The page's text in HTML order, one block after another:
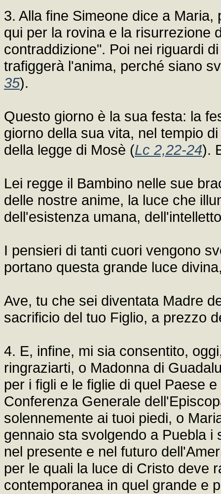
3. Alla fine Simeone dice a
qui per la rovina e la risurrezione
contraddizione". Poi nei riguardi
trafiggerà l'anima, perché siano
35).
Questo giorno è la sua festa: la
giorno della sua vita, nel tempio
della legge di Mosè (Lc 2,22-24).
Lei regge il Bambino nelle sue
delle nostre anime, la luce che
dell'esistenza umana,
I pensieri di tanti cuori vengono
portano questa grande luce
Ave, tu che sei diventata Madre
sacrificio del tuo Figlio, a prezzo
4. E, infine, mi sia consentito,
ringraziarti, o Madonna di
per i figli e le figlie di quel Paese
Conferenza Generale
solennemente ai tuoi piedi, o
gennaio sta svolgendo a Puebla
nel presente e nel futuro
per le quali la luce di Cristo deve
contemporanea in quel grande e